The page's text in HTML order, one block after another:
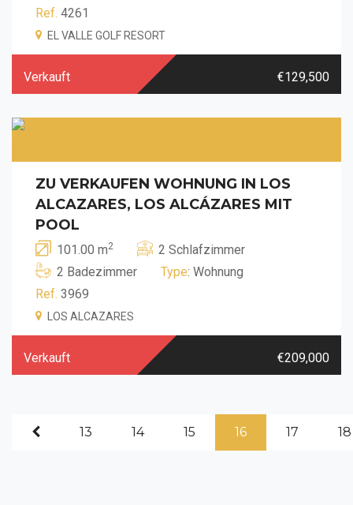
Ref. 4261
EL VALLE GOLF RESORT
Verkauft €129,500
ZU VERKAUFEN WOHNUNG IN LOS
ALCAZARES, LOS ALCÁZARES MIT
POOL
101.00 m2
2 Schlafzimmer
2 Badezimmer
Type: Wohnung
Ref. 3969
LOS ALCAZARES
Verkauft €209,000
13 14 15 16 17 18